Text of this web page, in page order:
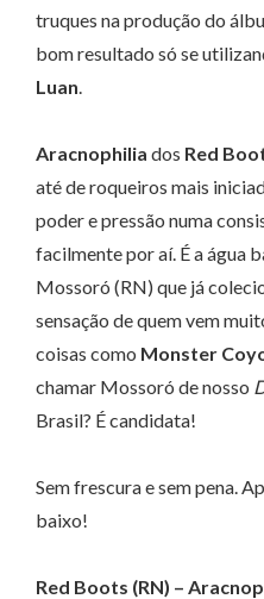
truques na produção do
bom resultado só se
Luan.
Aracnophilia dos Red
até de roqueiros mais
poder e pressão numa
facilmente por aí. É a água
Mossoró (RN) que já
sensação de quem vem
coisas como Monster
chamar Mossoró de nosso
Brasil? É candidata!
Sem frescura e sem pena.
baixo!
Red Boots (RN) –